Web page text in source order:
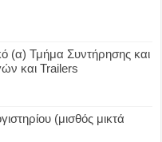
(α) Τμήμα Συντήρησης και
και Trailers
(μισθός μικτά